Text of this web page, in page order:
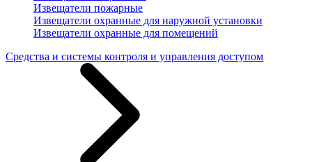
Извещатели пожарные
Извещатели охранные для наружной установки
Извещатели охранные для помещений
Средства и системы контроля и управления доступом